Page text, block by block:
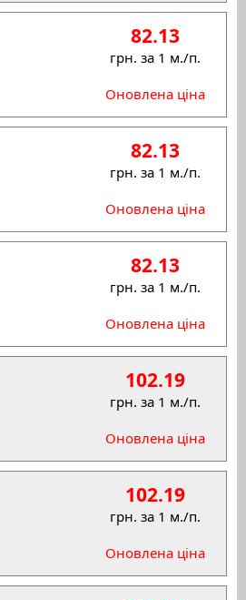
82.13
грн. за 1 м./п.
Оновлена ціна
82.13
грн. за 1 м./п.
Оновлена ціна
82.13
грн. за 1 м./п.
Оновлена ціна
102.19
грн. за 1 м./п.
Оновлена ціна
102.19
грн. за 1 м./п.
Оновлена ціна